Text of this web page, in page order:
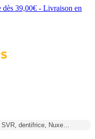
dès 39,00€ - Livraison en
SVR, dentifrice, Nuxe…